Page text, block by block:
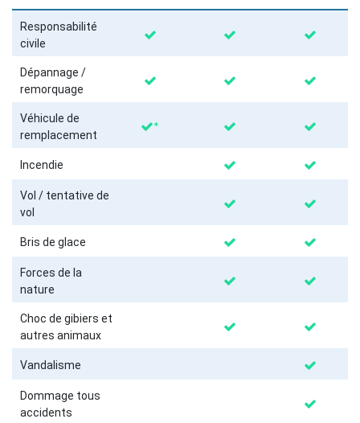
Responsabilité
civile
Dépannage /
remorquage
Véhicule de
remplacement
*
Incendie
Vol / tentative de
vol
Bris de glace
Forces de la
nature
Choc de gibiers et
autres animaux
Vandalisme
Dommage tous
accidents